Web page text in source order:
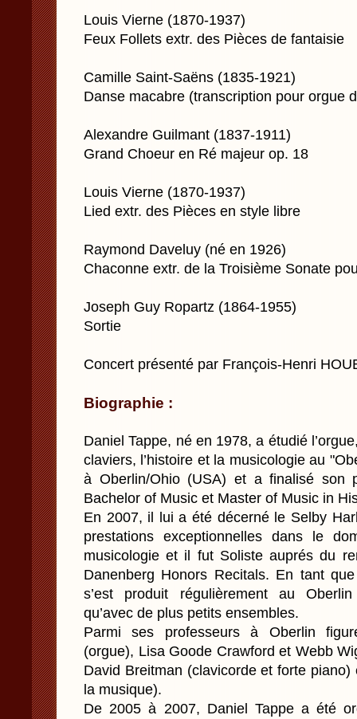
Louis Vierne (1870-1937)
Feux Follets extr. des Pièces de fantaisie
Camille Saint-Saëns (1835-1921)
Danse macabre (transcription pour orgue
Alexandre Guilmant (1837-1911)
Grand Choeur en Ré majeur op. 18
Louis Vierne (1870-1937)
Lied extr. des Pièces en style libre
Raymond Daveluy (né en 1926)
Chaconne extr. de la Troisième Sonate
Joseph Guy Ropartz (1864-1955)
Sortie
Concert présenté par François-Henri
Biographie :
Daniel Tappe, né en 1978, a étudié
claviers, l’histoire et la musicologie au
à Oberlin/Ohio (USA) et a finalisé son
Bachelor of Music et Master of Music in
En 2007, il lui a été décerné le Selby
prestations exceptionnelles dans le
musicologie et il fut Soliste auprés du
Danenberg Honors Recitals. En tant
s’est produit régulièrement au
qu’avec de plus petits ensembles.
Parmi ses professeurs à Oberlin
(orgue), Lisa Goode Crawford et Webb
David Breitman (clavicorde et forte
la musique).
De 2005 à 2007, Daniel Tappe a été